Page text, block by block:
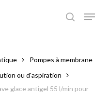
Pompes à membrane
ou d'aspiration
glace antigel 55 l/min pour